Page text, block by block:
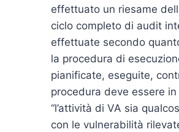
effettuato un riesame
ciclo completo di audit
effettuate secondo
la procedura di
pianificate, eseguite,
procedura deve essere
“l’attività di VA sia
con le vulnerabilità